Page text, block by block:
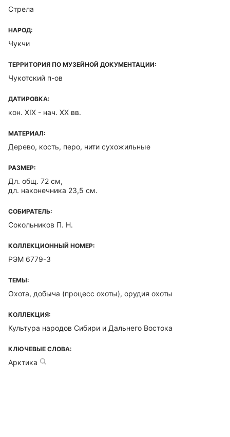
Стрела
НАРОД:
Чукчи
ТЕРРИТОРИЯ ПО МУЗЕЙНОЙ ДОКУМЕНТАЦИИ:
Чукотский п-ов
ДАТИРОВКА:
кон. XIX - нач. XX вв.
МАТЕРИАЛ:
Дерево, кость, перо, нити сухожильные
РАЗМЕР:
Дл. общ. 72 см,
дл. наконечника 23,5 см.
СОБИРАТЕЛЬ:
Сокольников П. Н.
КОЛЛЕКЦИОННЫЙ НОМЕР:
РЭМ 6779-3
ТЕМЫ:
Охота, добыча (процесс охоты), орудия охоты
КОЛЛЕКЦИЯ:
Культура народов Сибири и Дальнего Востока
КЛЮЧЕВЫЕ СЛОВА:
Арктика